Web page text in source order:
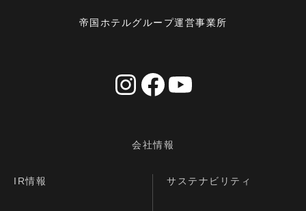
帝国ホテルグループ運営事業所
会社情報
IR情報 サステナビリティ